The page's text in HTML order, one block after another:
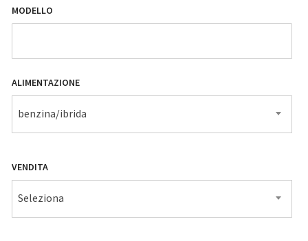
MODELLO
ALIMENTAZIONE
benzina/ibrida
VENDITA
Seleziona